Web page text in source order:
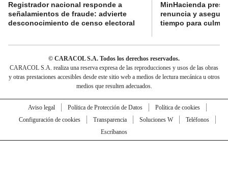
Registrador nacional responde a
señalamientos de fraude: advierte
desconocimiento de censo electoral
MinHacienda
renuncia y
tiempo para
© CARACOL S.A. Todos los derechos reservados.
CARACOL S.A. realiza una reserva expresa de las reproducciones y usos de las obras
y otras prestaciones accesibles desde este sitio web a medios de lectura mecánica u otros
medios que resulten adecuados.
Aviso legal Política de Protección de Datos
Política de cookies
Configuración de cookies
Transparencia Soluciones W
Teléfonos
Escríbanos